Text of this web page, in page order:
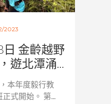
2023
金齡越野
遊北潭涌...
本年度毅行教
式開始。 第...